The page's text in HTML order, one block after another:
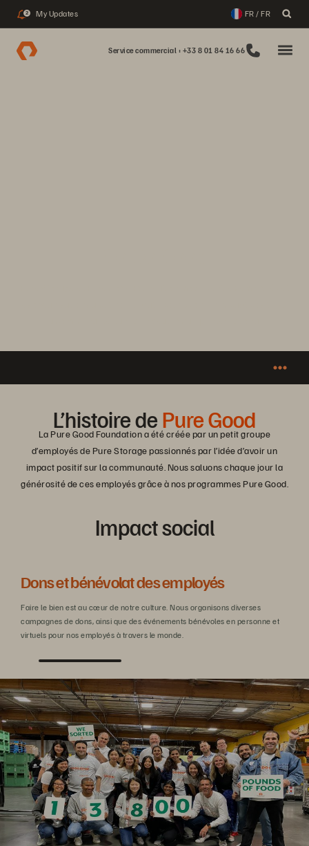
2 My Updates FR / FR
Service commercial : +33 8 01 84 16 66
L’histoire de Pure Good
La Pure Good Foundation a été créée par un petit groupe
d’employés de Pure Storage passionnés par l’idée d’avoir un
impact positif sur la communauté. Nous saluons chaque jour la
générosité de ces employés grâce à nos programmes Pure Good.
Impact social
Dons et bénévolat des employés
Faire le bien est au cœur de notre culture. Nous organisons diverses
campagnes de dons, ainsi que des événements bénévoles en personne et
virtuels pour nos employés à travers le monde.